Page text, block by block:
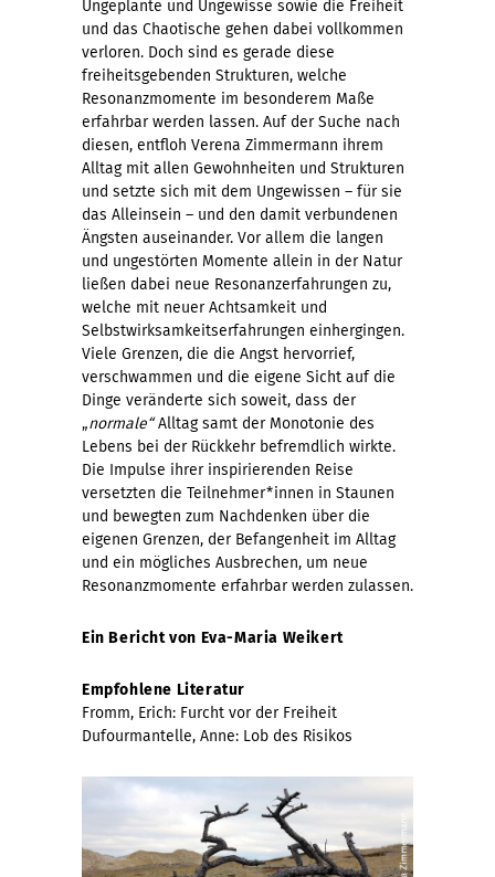
Ungeplante und Ungewisse sowie die Freiheit
und das Chaotische gehen dabei vollkommen
verloren. Doch sind es gerade diese
freiheitsgebenden Strukturen, welche
Resonanzmomente im besonderem Maße
erfahrbar werden lassen. Auf der Suche nach
diesen, entfloh Verena Zimmermann ihrem
Alltag mit allen Gewohnheiten und Strukturen
und setzte sich mit dem Ungewissen – für sie
das Alleinsein – und den damit verbundenen
Ängsten auseinander. Vor allem die langen
und ungestörten Momente allein in der Natur
ließen dabei neue Resonanzerfahrungen zu,
welche mit neuer Achtsamkeit und
Selbstwirksamkeitserfahrungen einhergingen.
Viele Grenzen, die die Angst hervorrief,
verschwammen und die eigene Sicht auf die
Dinge veränderte sich soweit, dass der
„normale“Alltag samt der Monotonie des
Lebens bei der Rückkehr befremdlich wirkte.
Die Impulse ihrer inspirierenden Reise
versetzten die Teilnehmer*innen in Staunen
und bewegten zum Nachdenken über die
eigenen Grenzen, der Befangenheit im Alltag
und ein mögliches Ausbrechen, um neue
Resonanzmomente erfahrbar werden zulassen.
Ein Bericht von Eva-Maria Weikert
Empfohlene Literatur
Fromm, Erich: Furcht vor der Freiheit
Dufourmantelle, Anne: Lob des Risikos